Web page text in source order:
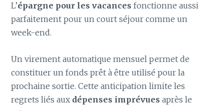
L’épargne pour les vacances fonctionne aussi
parfaitement pour un court séjour comme un
week-end.
Un virement automatique mensuel permet de
constituer un fonds prêt à être utilisé pour la
prochaine sortie. Cette anticipation limite les
regrets liés aux dépenses imprévues après le